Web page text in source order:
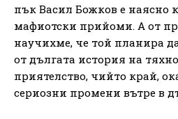
пък Васил Божков е наясно
мафиотски прийоми. А от
научихме, че той планира
от дългата история на
приятелство, чийто край,
сериозни промени вътре в